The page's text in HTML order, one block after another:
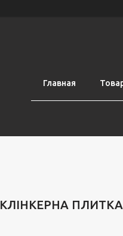
Главная
КЛІНКЕРНА ПЛИТКА